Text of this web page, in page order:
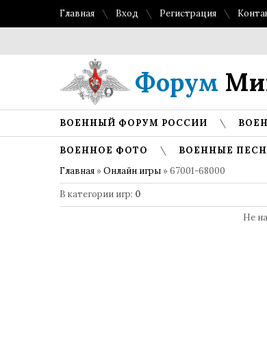
Главная Вход Регистрация
Форум
ВОЕННЫЙ ФОРУМ РОССИИ
ВОЕННОЕ ФОТО ВОЕННЫЕ
Главная »Онлайн игры » 67001-68000
В категории игр: 0
Не